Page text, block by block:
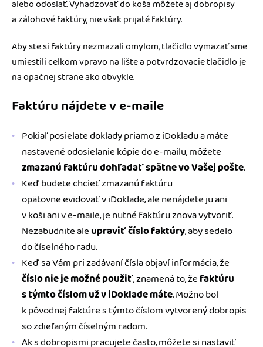
alebo odoslať. Vyhadzovať do koša môžete aj dobropisy
a zálohové faktúry, nie však prijaté faktúry.
Aby ste si faktúry nezmazali omylom, tlačidlo vymazať sme
umiestili celkom vpravo na lište a potvrdzovacie tlačidlo je
na opačnej strane ako obvykle.
Faktúru nájdete v e-maile
Pokiaľ posielate doklady priamo z iDokladu a máte
nastavené odosielanie kópie do e-mailu, môžete
zmazanú faktúru dohľadať spätne vo Vašej pošte.
Keď budete chcieť zmazanú faktúru
opätovne evidovať v iDoklade, ale nenájdete ju ani
v koši ani v e-maile, je nutné faktúru znova vytvoriť.
Nezabudnite aleupraviť číslo faktúry, aby sedelo
do číselného radu.
Keď sa Vám pri zadávaní čísla objaví informácia, že
číslo nie je možné použiť, znamená to, žefaktúru
s týmto číslom už v iDoklade máte. Možno bol
k pôvodnej faktúre s týmto číslom vytvorený dobropis
so zdieľaným číselným radom.
Ak s dobropismi pracujete často, môžete si nastaviť